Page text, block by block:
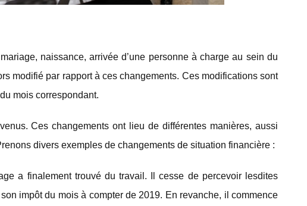
naissance, arrivée d’une personne à charge au sein du
modifié par rapport à ces changements. Ces modifications sont
mois correspondant.
Ces changements ont lieu de différentes manières, aussi
divers exemples de changements de situation financière :
a finalement trouvé du travail. Il cesse de percevoir lesdites
impôt du mois à compter de 2019. En revanche, il commence